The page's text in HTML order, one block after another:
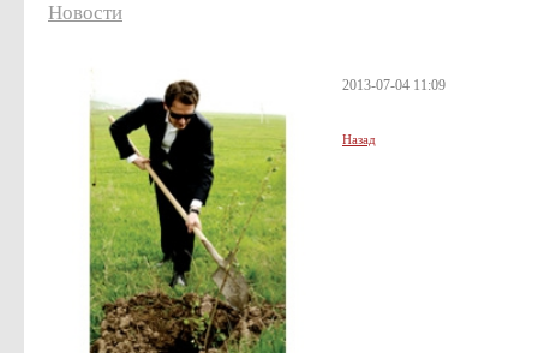
Новости
2013-07-04 11:09
Назад